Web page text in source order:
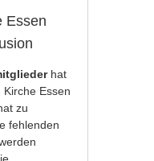
Essen
hat
Essen
zu
fehlenden